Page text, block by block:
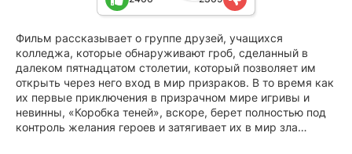
Фильм рассказывает о группе друзей, учащихся
колледжа, которые обнаруживают гроб, сделанный в
далеком пятнадцатом столетии, который позволяет им
открыть через него вход в мир призраков. В то время как
их первые приключения в призрачном мире игривы и
невинны, «Коробка теней», вскоре, берет полностью под
контроль желания героев и затягивает их в мир зла…